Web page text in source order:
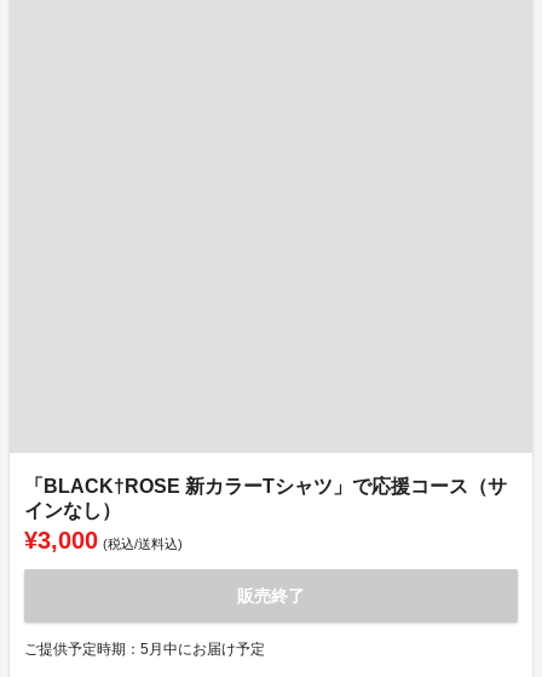
「BLACK†ROSE 新カラーTシャツ」で応援コース（サ
インなし）
¥3,000 (税込/送料込)
販売終了
ご提供予定時期：5月中にお届け予定